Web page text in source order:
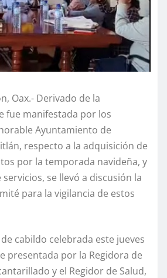
Oax.- Derivado de la
fue manifestada por los
Ayuntamiento de
respecto a la adquisición de
por la temporada navideña, y
se llevó a discusión la
para la vigilancia de estos
cabildo celebrada este jueves
presentada por la Regidora de
y el Regidor de Salud,